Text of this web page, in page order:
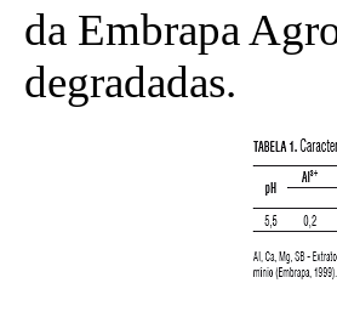
da Embrapa
degradadas.